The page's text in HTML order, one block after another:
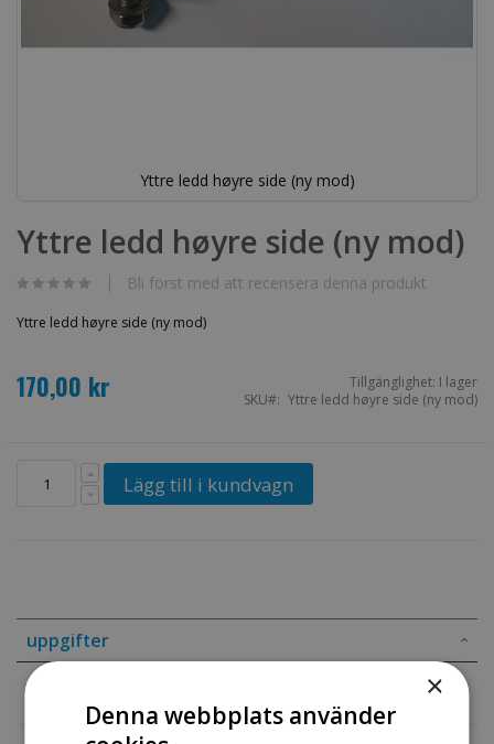
Yttre ledd høyre side (ny mod)
till
början
bildgalleriet
Yttre ledd høyre side (ny mod)
Bli först med att recensera denna produkt
Yttre ledd høyre side (ny mod)
170,00 kr Tillgänglighet: I lager
SKU
Yttre ledd høyre side (ny mod)
Lägg till i kundvagn
uppgifter
×
Denna webbplats använder